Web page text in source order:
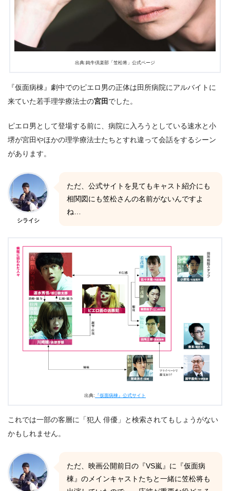
出典:鈍牛倶楽部「笠松将」公式ページ
『仮面病棟』劇中でのピエロ男の正体は田所病院にアルバイトに
来ていた若手理学療法士の宮田でした。
ピエロ男として登場する前に、病院に入ろうとしている速水と小
堺が宮田やほかの理学療法士たちとすれ違って会話をするシーン
があります。
シライシ
ただ、公式サイトを見てもキャスト紹介にも
相関図にも笠松さんの名前がないんですよ
ね…
出典: 『仮面病棟』公式サイト
これでは一部の客層に「犯人 俳優」と検索されてもしょうがない
かもしれません。
ただ、映画公開前日の『VS嵐』に『仮面病
棟』のメインキャストたちと一緒に笠松将も